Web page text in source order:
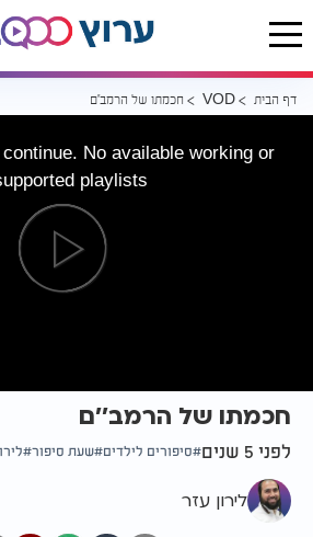
דף הבית VOD חכמתו של הרמב''ם
No available working or
playlists.
חכמתו של הרמב''ם
לפני 5 שנים סיפורים לילדים שעת סיפור
לירון עזר